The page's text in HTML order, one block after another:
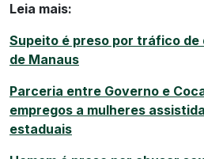
Leia mais:
Supeito é preso por tráfico de
de Manaus
Parceria entre Governo e
empregos a mulheres
estaduais